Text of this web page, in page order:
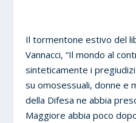
Il tormentone estivo del
Vannacci, “Il mondo al
sinteticamente i
su omosessuali, donne e
della Difesa ne abbia
Maggiore abbia poco